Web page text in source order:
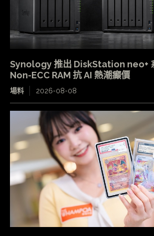
Synology 推出 DiskStation neo+
Non-ECC RAM 抗 AI 熱潮癲價
場料 2026-08-08